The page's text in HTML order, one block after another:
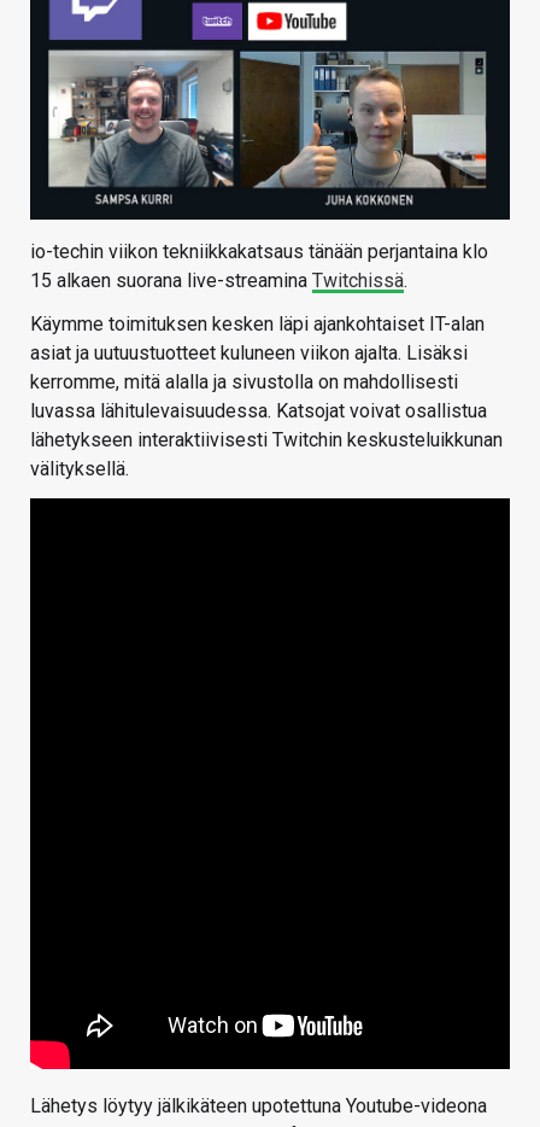
io-techin viikon tekniikkakatsaus tänään perjantaina klo
15 alkaen suorana live-streamina Twitchissä.
Käymme toimituksen kesken läpi ajankohtaiset IT-alan
asiat ja uutuustuotteet kuluneen viikon ajalta. Lisäksi
kerromme, mitä alalla ja sivustolla on mahdollisesti
luvassa lähitulevaisuudessa. Katsojat voivat osallistua
lähetykseen interaktiivisesti Twitchin keskusteluikkunan
välityksellä.
Lähetys löytyy jälkikäteen upotettuna Youtube-videona